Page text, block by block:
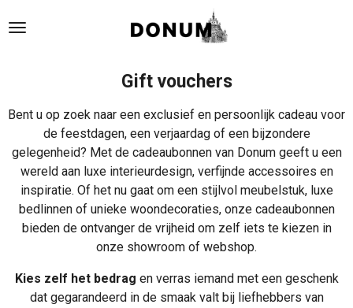
direct
Gift vouchers
Bent u op zoek naar een exclusief en persoonlijk cadeau voor
de feestdagen, een verjaardag of een bijzondere
gelegenheid? Met de cadeaubonnen van Donum geeft u een
wereld aan luxe interieurdesign, verfijnde accessoires en
inspiratie. Of het nu gaat om een stijlvol meubelstuk, luxe
bedlinnen of unieke woondecoraties, onze cadeaubonnen
bieden de ontvanger de vrijheid om zelf iets te kiezen in
onze showroom of webshop.
Kies zelf het bedrag en verras iemand met een geschenk
dat gegarandeerd in de smaak valt bij liefhebbers van